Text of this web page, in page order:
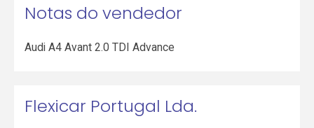
Notas do vendedor
Audi A4 Avant 2.0 TDI Advance
Flexicar Portugal Lda.